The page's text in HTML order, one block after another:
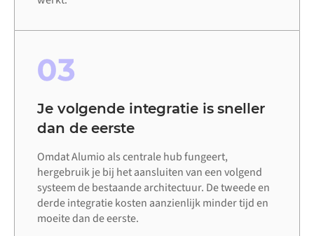
03
Je volgende integratie is sneller
dan de eerste
Omdat Alumio als centrale hub fungeert,
hergebruik je bij het aansluiten van een volgend
systeem de bestaande architectuur. De tweede en
derde integratie kosten aanzienlijk minder tijd en
moeite dan de eerste.